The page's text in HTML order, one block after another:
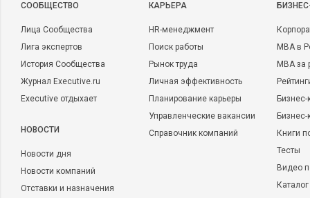
CООБЩЕСТВО
Лица Сообщества
Лига экспертов
История Сообщества
Журнал Executive.ru
Executive отдыхает
НОВОСТИ
Новости дня
Новости компаний
Отставки и назначения
КАРЬЕРА
HR-менеджмент
Поиск работы
Рынок труда
Личная эффективность
Планирование карьеры
Управленческие вакансии
Справочник компаний
MBA в
MBA
Бизнес-
Книги
Тесты
Видео